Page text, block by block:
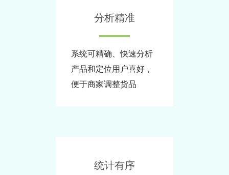
分析精准
系统可精确、快速分析
产品和定位用户喜好，
便于商家调整货品
统计有序